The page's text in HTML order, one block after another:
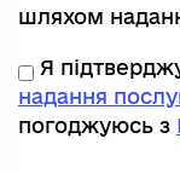
шляхом
Я
надання
погоджуюсь з